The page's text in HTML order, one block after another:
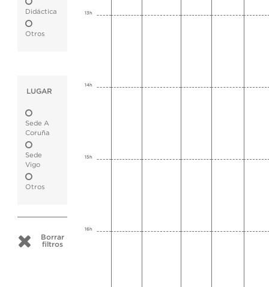
Didáctica
Otros
LUGAR
Sede A
Coruña
Sede
Vigo
Otros
Borrar
filtros
13h
14h
15h
16h